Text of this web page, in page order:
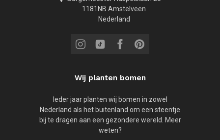
1181NB Amstelveen
Nederland
Wij planten bomen
Ieder jaar planten wij bomen in zowel
Nederland als het buitenland om een steentje
bij te dragen aan een gezondere wereld. Meer
weten?